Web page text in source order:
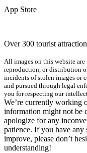
App Store
Over 300 tourist
All images on this website
reproduction, or distribution
incidents of stolen images or
and pursued through legal
you for respecting our
We’re currently working
information might not be
apologize for any
patience. If you have any
improve, please don’t
understanding!